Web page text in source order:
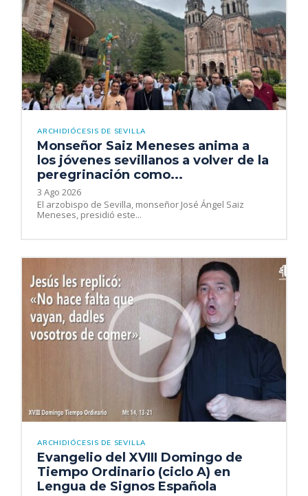
ARCHIDIÓCESIS DE SEVILLA
Monseñor Saiz Meneses anima a
los jóvenes sevillanos a volver de la
peregrinación como...
3 Ago 2026
El arzobispo de Sevilla, monseñor José Ángel Saiz
Meneses, presidió este...
ARCHIDIÓCESIS DE SEVILLA
Evangelio del XVIII Domingo de
Tiempo Ordinario (ciclo A) en
Lengua de Signos Española